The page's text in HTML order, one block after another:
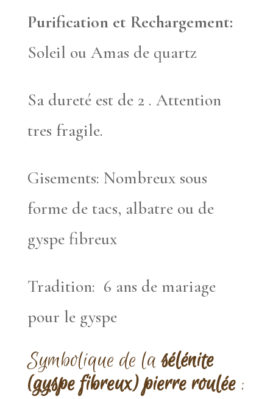
Purification et Rechargement:
Soleil ou Amas de quartz
Sa dureté est de 2 . Attention
tres fragile.
Gisements: Nombreux sous
forme de tacs, albatre ou de
gyspe fibreux
Tradition: 6 ans de mariage
pour le gyspe
Symbolique de lasélénite
(gyspe fibreux) pierre roulée: